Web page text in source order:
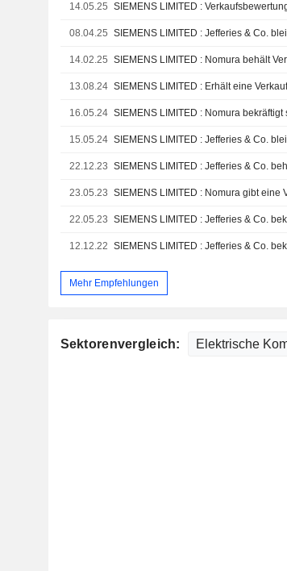
14.05.25 SIEMENS LIMITED :
08.04.25 SIEMENS LIMITED : Jefferies & Co.
14.02.25 SIEMENS LIMITED : Nomura behält
13.08.24 SIEMENS LIMITED : Erhält eine
16.05.24 SIEMENS LIMITED : Nomura
15.05.24 SIEMENS LIMITED : Jefferies & Co.
22.12.23 SIEMENS LIMITED : Jefferies & Co.
23.05.23 SIEMENS LIMITED : Nomura gibt eine
22.05.23 SIEMENS LIMITED : Jefferies & Co.
12.12.22 SIEMENS LIMITED : Jefferies & Co.
Mehr Empfehlungen
Sektorenvergleich: